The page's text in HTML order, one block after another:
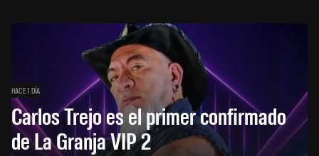
HACE 1 DÍA
Carlos Trejo es el primer confirmado
de La Granja VIP 2